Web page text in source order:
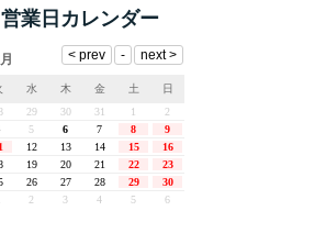
営業日カレンダー